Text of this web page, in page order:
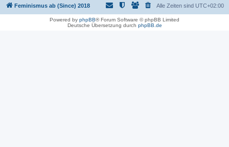
Feminismus ab (Since) 2018 Alle Zeiten sind UTC+02:00
Powered by phpBB® Forum Software © phpBB Limited
Deutsche Übersetzung durch phpBB.de